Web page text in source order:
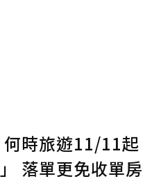
時旅遊11/11起
落單更免收單房